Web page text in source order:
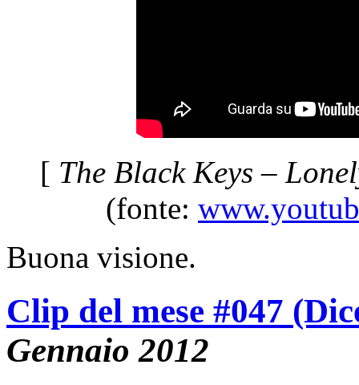
[ The Black Keys –
(fonte:
Buona visione.
Clip del mese #047
Gennaio 2012